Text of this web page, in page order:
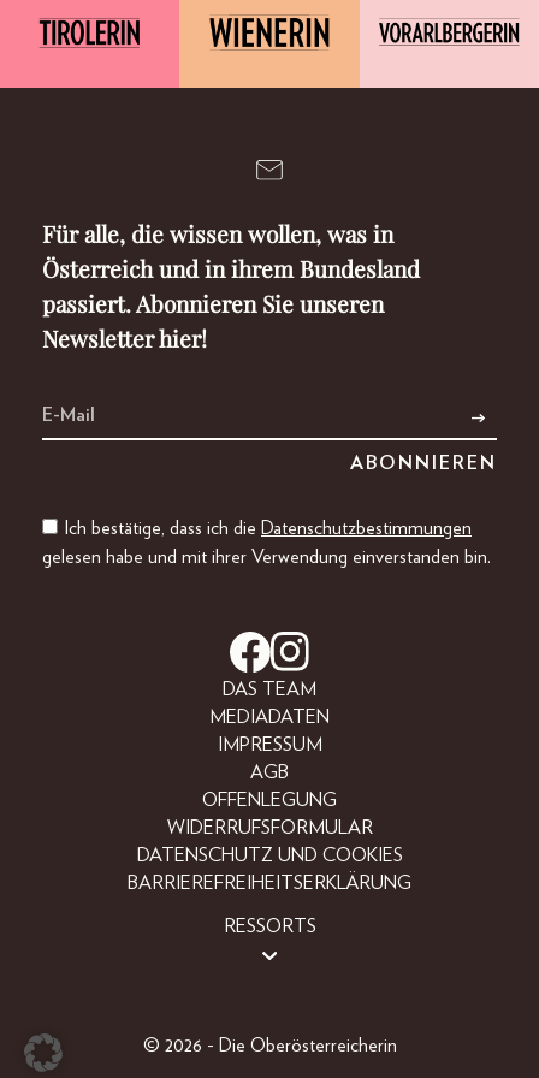
Für alle, die wissen wollen, was in
Österreich und in ihrem Bundesland
passiert. Abonnieren Sie unseren
Newsletter hier!
Ich bestätige, dass ich die Datenschutzbestimmungen
gelesen habe und mit ihrer Verwendung einverstanden bin.
DAS TEAM
MEDIADATEN
IMPRESSUM
AGB
OFFENLEGUNG
WIDERRUFSFORMULAR
DATENSCHUTZ UND COOKIES
BARRIEREFREIHEITSERKLÄRUNG
RESSORTS
© 2026 - Die Oberösterreicherin